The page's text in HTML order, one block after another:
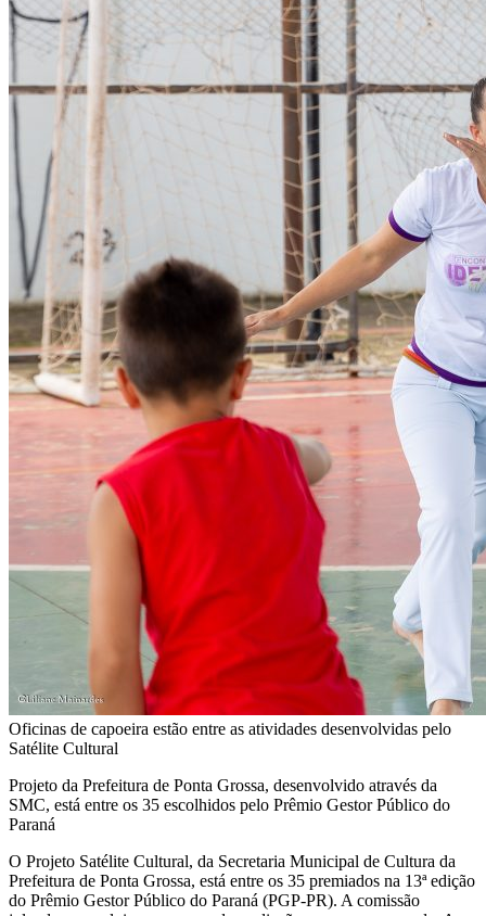
Oficinas de capoeira estão entre as atividades desenvolvidas pelo
Satélite Cultural
Projeto da Prefeitura de Ponta Grossa, desenvolvido através da
SMC, está entre os 35 escolhidos pelo Prêmio Gestor Público do
Paraná
O Projeto Satélite Cultural, da Secretaria Municipal de Cultura da
Prefeitura de Ponta Grossa, está entre os 35 premiados na 13ª edição
do Prêmio Gestor Público do Paraná (PGP-PR). A comissão